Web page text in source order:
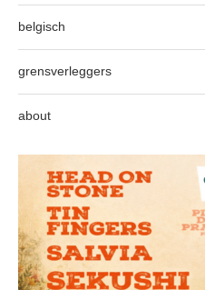
belgisch
grensverleggers
about